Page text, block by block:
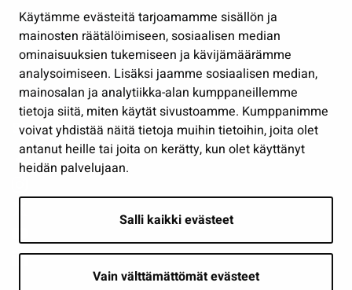
Käytämme evästeitä tarjoamamme sisällön ja
mainosten räätälöimiseen, sosiaalisen median
ominaisuuksien tukemiseen ja kävijämäärämme
analysoimiseen. Lisäksi jaamme sosiaalisen median,
mainosalan ja analytiikka-alan kumppaneillemme
tietoja siitä, miten käytät sivustoamme. Kumppanimme
voivat yhdistää näitä tietoja muihin tietoihin, joita olet
antanut heille tai joita on kerätty, kun olet käyttänyt
heidän palvelujaan.
Salli kaikki evästeet
Vain välttämättömät evästeet
Työ ja yrittäminen
Osallistu ja asioi
Näytä omat evästeasetukseni
Seuraa meitä